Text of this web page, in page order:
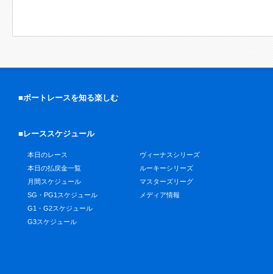
■ボートレースを知る楽しむ
■レーススケジュール
本日のレース
本日の払戻金一覧
月間スケジュール
SG・PG1スケジュール
G1・G2スケジュール
G3スケジュール
ヴィーナスシリーズ
ルーキーシリーズ
マスターズリーグ
メディア情報